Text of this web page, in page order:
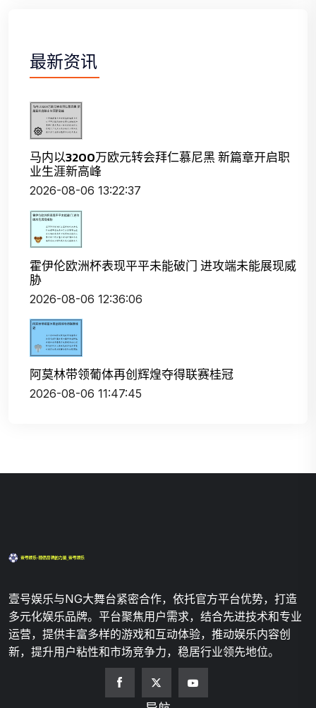
最新资讯
马内以3200万欧元转会拜仁慕尼黑 新篇章开启职
业生涯新高峰
2026-08-06 13:22:37
霍伊伦欧洲杯表现平平未能破门 进攻端未能展现威
胁
2026-08-06 12:36:06
阿莫林带领葡体再创辉煌夺得联赛桂冠
2026-08-06 11:47:45
壹号娱乐与NG大舞台紧密合作，依托官方平台优势，打造
多元化娱乐品牌。平台聚焦用户需求，结合先进技术和专业
运营，提供丰富多样的游戏和互动体验，推动娱乐内容创
新，提升用户粘性和市场竞争力，稳居行业领先地位。